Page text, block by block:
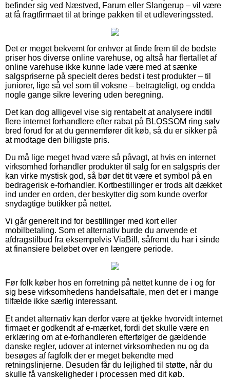
befinder sig ved Næstved, Farum eller Slangerup – vil være
at få fragtfirmaet til at bringe pakken til et udleveringssted.
Det er meget bekvemt for enhver at finde frem til de bedste
priser hos diverse online varehuse, og altså har flertallet af
online varehuse ikke kunne lade være med at sænke
salgspriserne på specielt deres bedst i test produkter – til
juniorer, lige så vel som til voksne – betragteligt, og endda
nogle gange sikre levering uden beregning.
Det kan dog alligevel vise sig rentabelt at analysere indtil
flere internet forhandlere efter rabat på BLOSSOM ring sølv
bred forud for at du gennemfører dit køb, så du er sikker på
at modtage den billigste pris.
Du må lige meget hvad være så påvagt, at hvis en internet
virksomhed forhandler produkter til salg for en salgspris der
kan virke mystisk god, så bør det tit være et symbol på en
bedragerisk e-forhandler. Kortbestillinger er trods alt dækket
ind under en orden, der beskytter dig som kunde overfor
snydagtige butikker på nettet.
Vi går generelt ind for bestillinger med kort eller
mobilbetaling. Som et alternativ burde du anvende et
afdragstilbud fra eksempelvis ViaBill, såfremt du har i sinde
at finansiere beløbet over en længere periode.
Før folk køber hos en forretning på nettet kunne de i og for
sig bese virksomhedens handelsaftale, men det er i mange
tilfælde ikke særlig interessant.
Et andet alternativ kan derfor være at tjekke hvorvidt internet
firmaet er godkendt af e-mærket, fordi det skulle være en
erklæring om at e-forhandleren efterfølger de gældende
danske regler, udover at internet virksomheden nu og da
besøges af fagfolk der er meget bekendte med
retningslinjerne. Desuden får du lejlighed til støtte, når du
skulle få vanskeligheder i processen med dit køb.